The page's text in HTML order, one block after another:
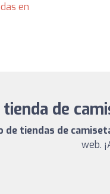
en
de
de tiendas de
web.